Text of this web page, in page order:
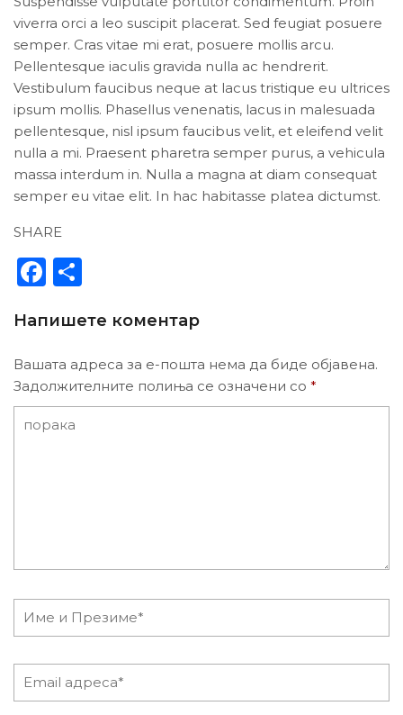
viverra orci a leo suscipit placerat. Sed feugiat posuere
semper. Cras vitae mi erat, posuere mollis arcu.
Pellentesque iaculis gravida nulla ac hendrerit.
Vestibulum faucibus neque at lacus tristique eu ultrices
ipsum mollis. Phasellus venenatis, lacus in malesuada
pellentesque, nisl ipsum faucibus velit, et eleifend velit
nulla a mi. Praesent pharetra semper purus, a vehicula
massa interdum in. Nulla a magna at diam consequat
semper eu vitae elit. In hac habitasse platea dictumst.
SHARE
Facebook
Напишете коментар
Вашата адреса за е-пошта нема да биде објавена.
Задолжителните полиња се означени со *